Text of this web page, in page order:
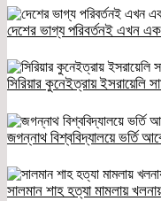
দেশের ভাগ্য পরিবর্তনই এখন
সিরিয়ার কুনেইত্রায় ইসরায়েলি
জগন্নাথ বিশ্ববিদ্যালয়ে ভর্তি
সালমান শাহ হত্যা মামলায়